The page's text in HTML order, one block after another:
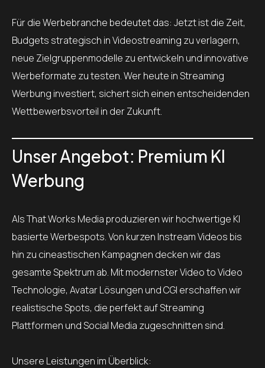
Für die Werbebranche bedeutet das: Jetzt ist die Zeit,
Budgets strategisch in Videostreaming zu verlagern,
neue Zielgruppenmodelle zu entwickeln und innovative
Werbeformate zu testen. Wer heute in Streaming
Werbung investiert, sichert sich einen entscheidenden
Wettbewerbsvorteil in der Zukunft.
Unser Angebot: Premium KI
Werbung
Als That Works Media produzieren wir hochwertige KI
basierte Werbespots. Von kurzen Instream Videos bis
hin zu cineastischen Kampagnen decken wir das
gesamte Spektrum ab. Mit modernster Video to Video
Technologie, Avatar Lösungen und CGI erschaffen wir
realistische Spots, die perfekt auf Streaming
Plattformen und Social Media zugeschnitten sind.
Unsere Leistungen im Überblick: